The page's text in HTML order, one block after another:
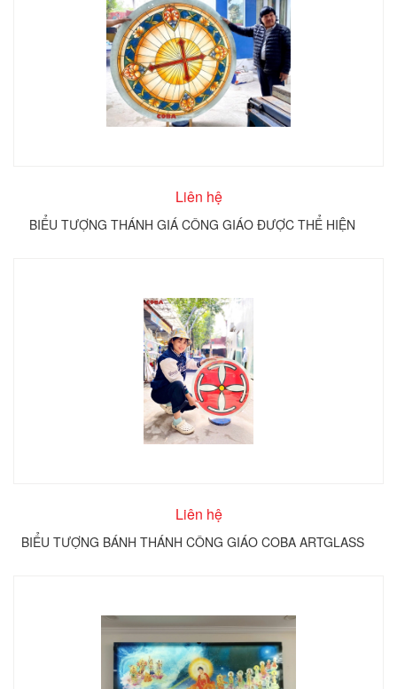
Liên hệ
BIỂU TƯỢNG THÁNH GIÁ CÔNG GIÁO ĐƯỢC THỂ HIỆN
Liên hệ
BIỂU TƯỢNG BÁNH THÁNH CÔNG GIÁO COBA ARTGLASS